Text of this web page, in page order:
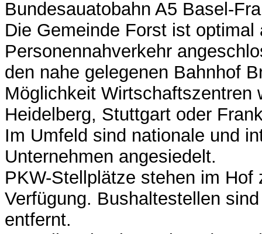
Bundesauatobahn A5 Basel-
Die Gemeinde Forst ist optimal
Personennahverkehr
den nahe gelegenen Bahnhof
Möglichkeit Wirtschaftszentren
Heidelberg, Stuttgart oder
Im Umfeld sind nationale und
Unternehmen angesiedelt.
PKW-Stellplätze stehen im Hof
Verfügung. Bushaltestellen
entfernt.